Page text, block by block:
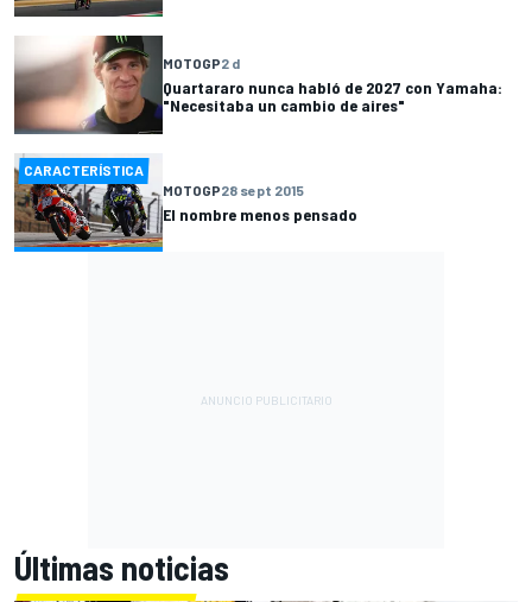
MOTOGP2 d
Quartararo nunca habló de 2027 con Yamaha:
"Necesitaba un cambio de aires"
CARACTERÍSTICA
MOTOGP28 sept 2015
El nombre menos pensado
Últimas noticias